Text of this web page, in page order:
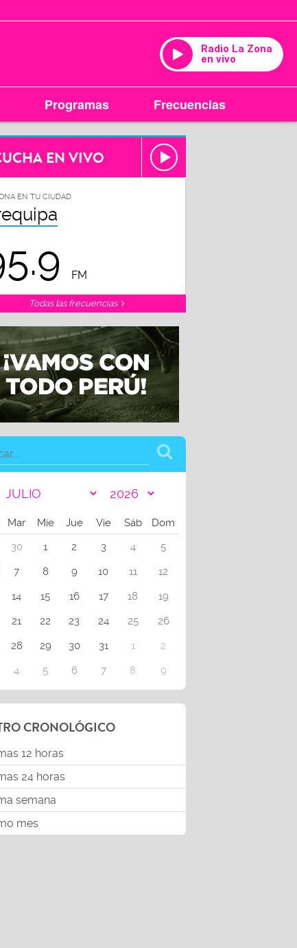
Radio La Zona
en vivo
Programas Frecuencias
EN VIVO
EN TU CIUDAD
FM
Todas las frecuencias
Mar Mie Jue Vie Sáb
Dom
30 1 2 3 4
5
7 8 9 10 11
12
14 15 16 17 18
19
21 22 23 24 25
26
28 29 30 31 1
2
4 5 6 7 8 9
CRONOLÓGICO
12 horas
24 horas
semana
mes